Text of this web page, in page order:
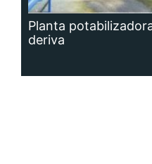
Planta
deriva